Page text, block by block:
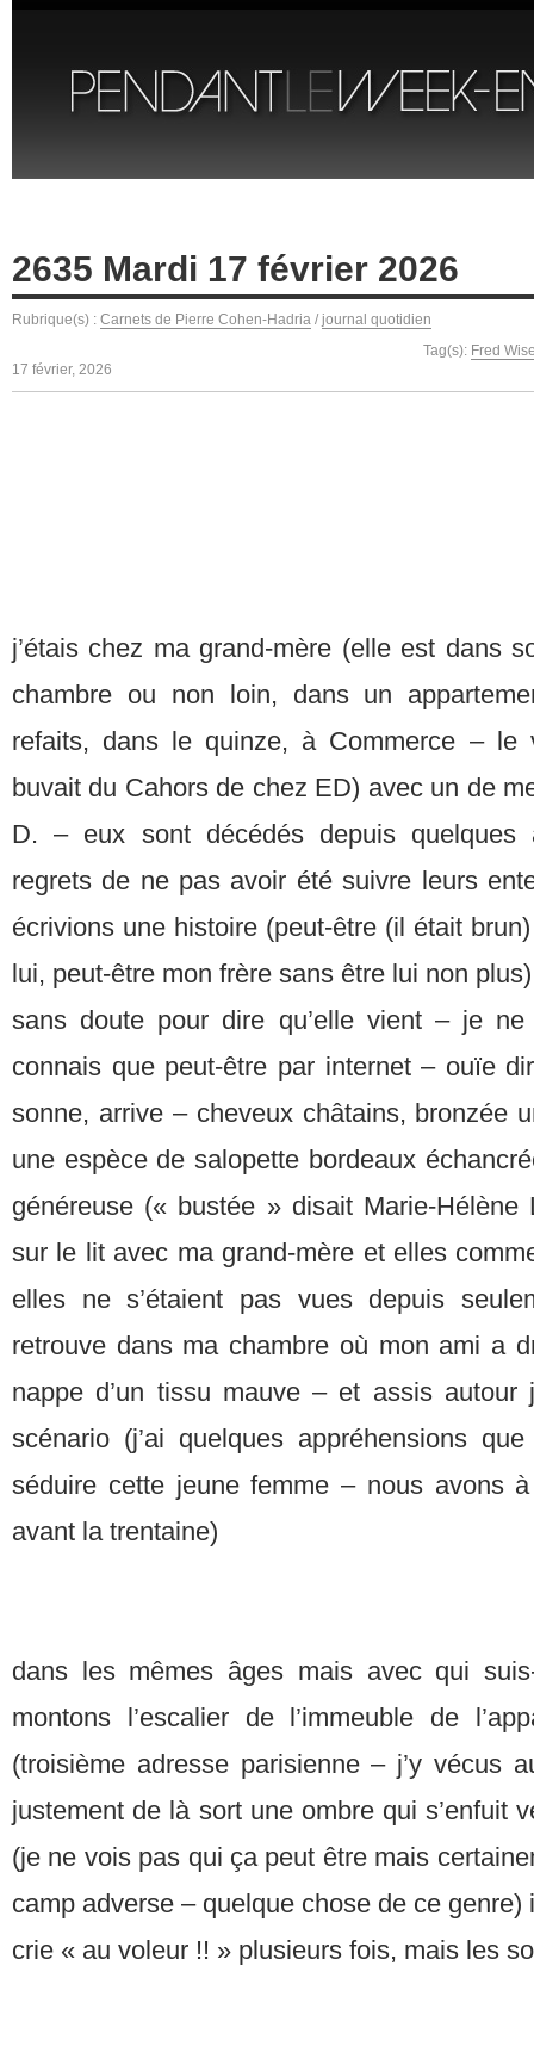
2635 Mardi 17 février 2026
Rubrique(s) : Carnets de Pierre Cohen-Hadria / journal quotidien
Tag(s): Fred
17 février, 2026
j’étais chez ma grand-mère (elle est dans
chambre ou non loin, dans un
refaits, dans le quinze, à Commerce – le
buvait du Cahors de chez ED) avec un de
D. – eux sont décédés depuis quelques
regrets de ne pas avoir été suivre leurs
écrivions une histoire (peut-être (il était
lui, peut-être mon frère sans être lui non
sans doute pour dire qu’elle vient – je
connais que peut-être par internet – ouïe
sonne, arrive – cheveux châtains, bronzée
une espèce de salopette bordeaux
généreuse (« bustée » disait Marie-Hélène
sur le lit avec ma grand-mère et elles
elles ne s’étaient pas vues depuis
retrouve dans ma chambre où mon ami a
nappe d’un tissu mauve – et assis autour
scénario (j’ai quelques appréhensions
séduire cette jeune femme – nous avons
avant la trentaine)
dans les mêmes âges mais avec qui
montons l’escalier de l’immeuble de
(troisième adresse parisienne – j’y vécus
justement de là sort une ombre qui s’enfuit
(je ne vois pas qui ça peut être mais
camp adverse – quelque chose de ce
crie « au voleur !! » plusieurs fois, mais les